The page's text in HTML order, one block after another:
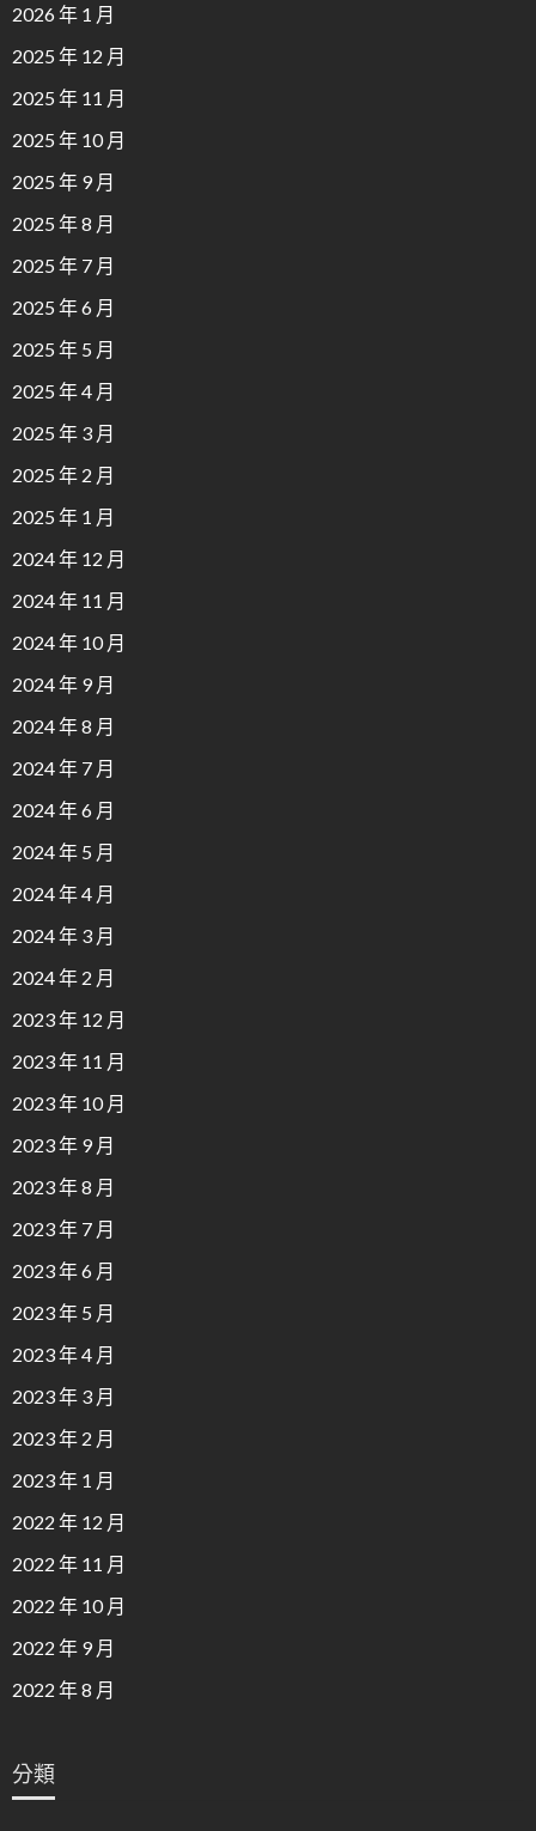
2026 年 1 月
2025 年 12 月
2025 年 11 月
2025 年 10 月
2025 年 9 月
2025 年 8 月
2025 年 7 月
2025 年 6 月
2025 年 5 月
2025 年 4 月
2025 年 3 月
2025 年 2 月
2025 年 1 月
2024 年 12 月
2024 年 11 月
2024 年 10 月
2024 年 9 月
2024 年 8 月
2024 年 7 月
2024 年 6 月
2024 年 5 月
2024 年 4 月
2024 年 3 月
2024 年 2 月
2023 年 12 月
2023 年 11 月
2023 年 10 月
2023 年 9 月
2023 年 8 月
2023 年 7 月
2023 年 6 月
2023 年 5 月
2023 年 4 月
2023 年 3 月
2023 年 2 月
2023 年 1 月
2022 年 12 月
2022 年 11 月
2022 年 10 月
2022 年 9 月
2022 年 8 月
分類